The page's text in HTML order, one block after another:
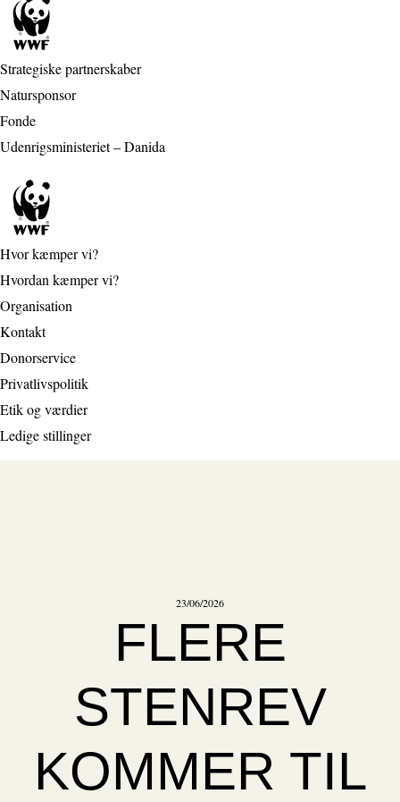
Strategiske partnerskaber
Natursponsor
Fonde
Udenrigsministeriet – Danida
Hvor kæmper vi?
Hvordan kæmper vi?
Organisation
Kontakt
Donorservice
Privatlivspolitik
Etik og værdier
Ledige stillinger
23/06/2026
FLERE
STENREV
KOMMER TIL